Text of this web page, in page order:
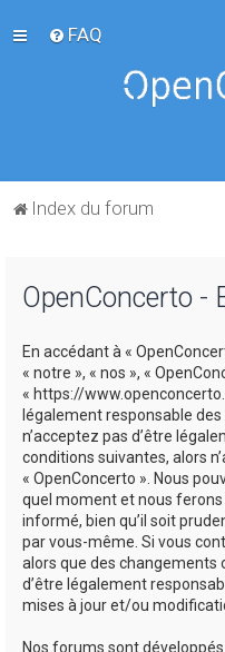
FAQ
Index du forum
OpenConcerto -
En accédant à «
« notre », « nos », «
« https://
légalement responsable
n’acceptez pas d’être
conditions suivantes, alors
« OpenConcerto ». Nous
quel moment et nous
informé, bien qu’il soit
par vous-même. Si vous
alors que des
d’être légalement
mises à jour et/ou
Nos forums sont